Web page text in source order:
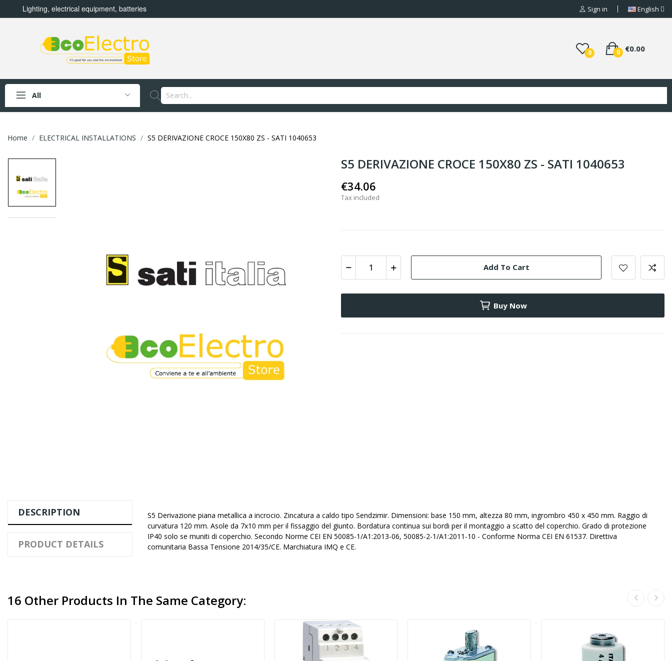
Lighting, electrical equipment, batteries Sign in English
0 €0.00
0
All
Home ELECTRICAL INSTALLATIONS S5 DERIVAZIONE CROCE 150X80 ZS - SATI 1040653
S5 DERIVAZIONE CROCE 150X80 ZS - SATI 1040653
€34.06
Tax included
Add To Cart
Buy Now
DESCRIPTION
PRODUCT DETAILS
S5 Derivazione piana metallica a incrocio. Zincatura a caldo tipo Sendzimir. Dimensioni: base 150 mm, altezza 80 mm, ingrombro 450 x 450 mm. Raggio di
curvatura 120 mm. Asole da 7x10 mm per il fissaggio del giunto. Bordatura continua sui bordi per il montaggio a scatto del coperchio. Grado di protezione
IP40 solo se muniti di coperchio. Secondo Norme CEI EN 50085-1/A1:2013-06, 50085-2-1/A1:2011-10 - Conforme Norma CEI EN 61537. Direttiva
comunitaria Bassa Tensione 2014/35/CE. Marchiatura IMQ e CE.
16 Other Products In The Same Category: